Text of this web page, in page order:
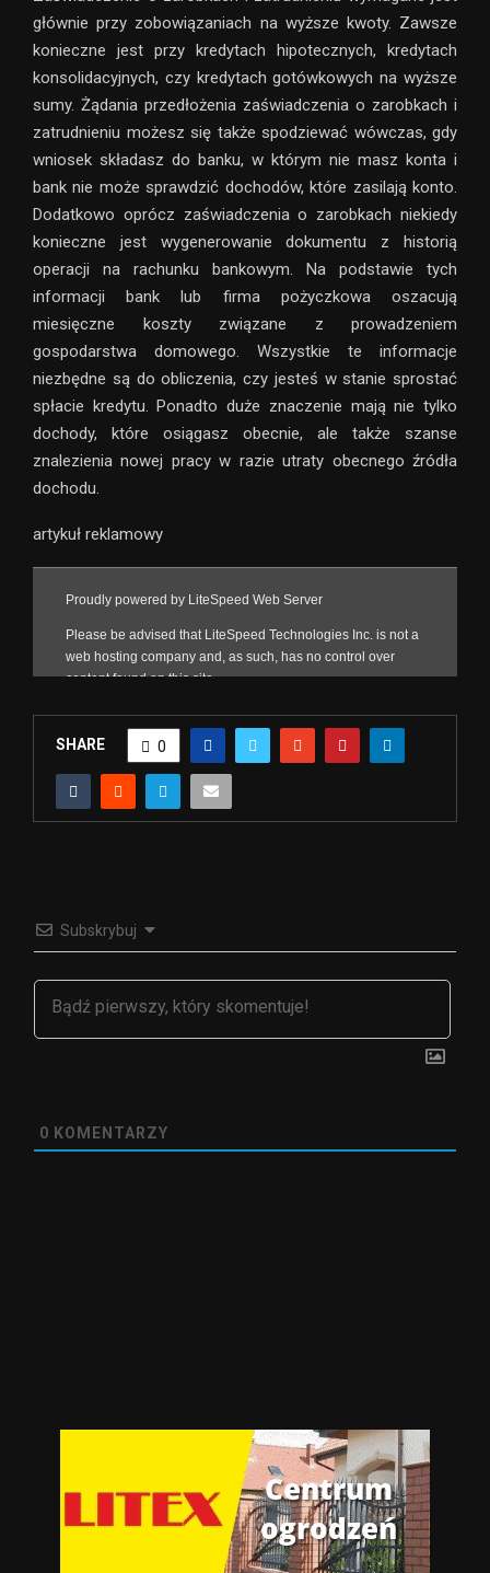
głównie przy zobowiązaniach na wyższe kwoty. Zawsze
konieczne jest przy kredytach hipotecznych, kredytach
konsolidacyjnych, czy kredytach gotówkowych na wyższe
sumy. Żądania przedłożenia zaświadczenia o zarobkach i
zatrudnieniu możesz się także spodziewać wówczas, gdy
wniosek składasz do banku, w którym nie masz konta i
bank nie może sprawdzić dochodów, które zasilają konto.
Dodatkowo oprócz zaświadczenia o zarobkach niekiedy
konieczne jest wygenerowanie dokumentu z historią
operacji na rachunku bankowym. Na podstawie tych
informacji bank lub firma pożyczkowa oszacują
miesięczne koszty związane z prowadzeniem
gospodarstwa domowego. Wszystkie te informacje
niezbędne są do obliczenia, czy jesteś w stanie sprostać
spłacie kredytu. Ponadto duże znaczenie mają nie tylko
dochody, które osiągasz obecnie, ale także szanse
znalezienia nowej pracy w razie utraty obecnego źródła
dochodu.
artykuł reklamowy
SHARE 0
Subskrybuj
0 KOMENTARZY